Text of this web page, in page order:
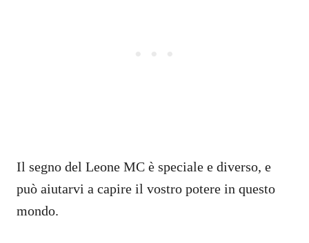
Il segno del Leone MC è speciale e diverso, e
può aiutarvi a capire il vostro potere in questo
mondo.